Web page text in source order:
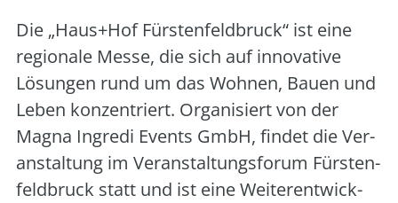
Die „Haus+Hof Fürs­ten­feld­bruck“ ist eine
regio­na­le Mes­se, die sich auf inno­va­ti­ve
Lösun­gen rund um das Woh­nen, Bau­en und
Leben kon­zen­triert. Orga­ni­siert von der
Magna Ingre­di Events GmbH, fin­det die Ver­
an­stal­tung im Ver­an­stal­tungs­fo­rum Fürs­ten­
feld­bruck statt und ist eine Wei­ter­ent­wick­